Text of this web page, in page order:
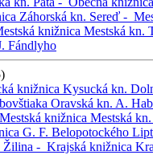
Záhorská kn. Sereď -
knižnica Mestská kn.
Fándlyho
knižnica Kysucká kn.
Oravská kn. A.
Mestská knižnica Mestská kn.
G. F. Belopotockého
Žilina - Krajská knižnica